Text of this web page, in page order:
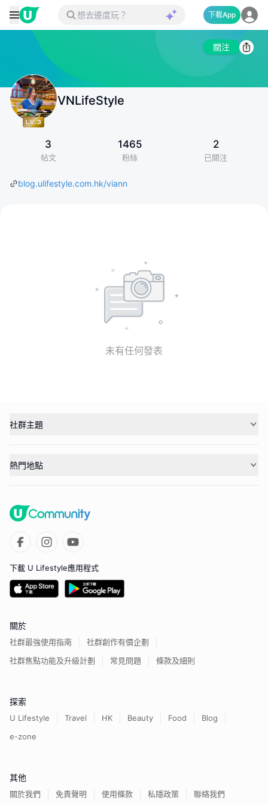
下載App
關注
VNLifeStyle
3
帖文
1465
粉絲
2
已關注
blog.ulifestyle.com.hk/viann
未有任何發表
社群主題
熱門地點
下載 U Lifestyle應用程式
關於
社群最強使用指南
社群創作有價企劃
社群焦點功能及升級計劃
常見問題 條款及細則
探索
U Lifestyle Travel HK Beauty Food
Blog
e-zone
其他
關於我們 免責聲明 使用條款 私隱政策 聯絡我們